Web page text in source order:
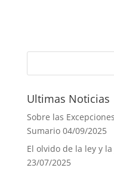
Ultimas Noticias
Sobre las
Sumario 04/09/2025
El olvido de la ley y
23/07/2025